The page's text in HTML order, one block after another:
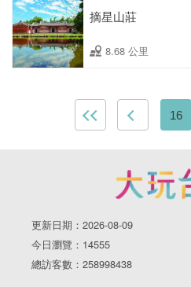
摘星山莊
8.68 公里
16
更新日期：2026-08-09
今日瀏覽：14555
總訪客數：258998438